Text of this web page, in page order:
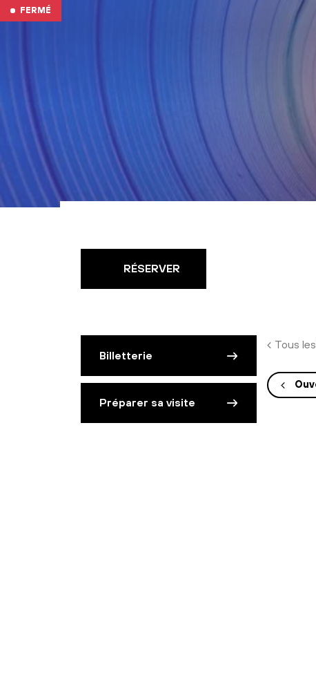
Aller au contenu
FERMÉ
RÉSERVER
Billetterie
Préparer sa visite
Tous